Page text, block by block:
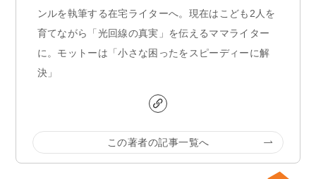
ンルを執筆する在宅ライターへ。現在はこども2人を
育てながら「光回線の真実」を伝えるママライター
に。モットーは「小さな困ったをスピーディーに解
決」
この著者の記事一覧へ